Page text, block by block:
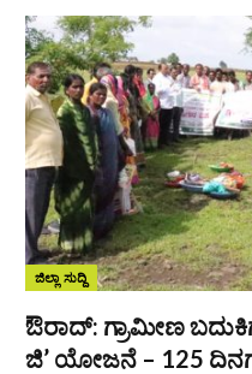
ಜಿಲ್ಲಾ ಸುದ್ದಿ
ಔರಾದ್: ಗ್ರಾಮೀಣ
ಜಿ’ ಯೋಜನೆ – 125